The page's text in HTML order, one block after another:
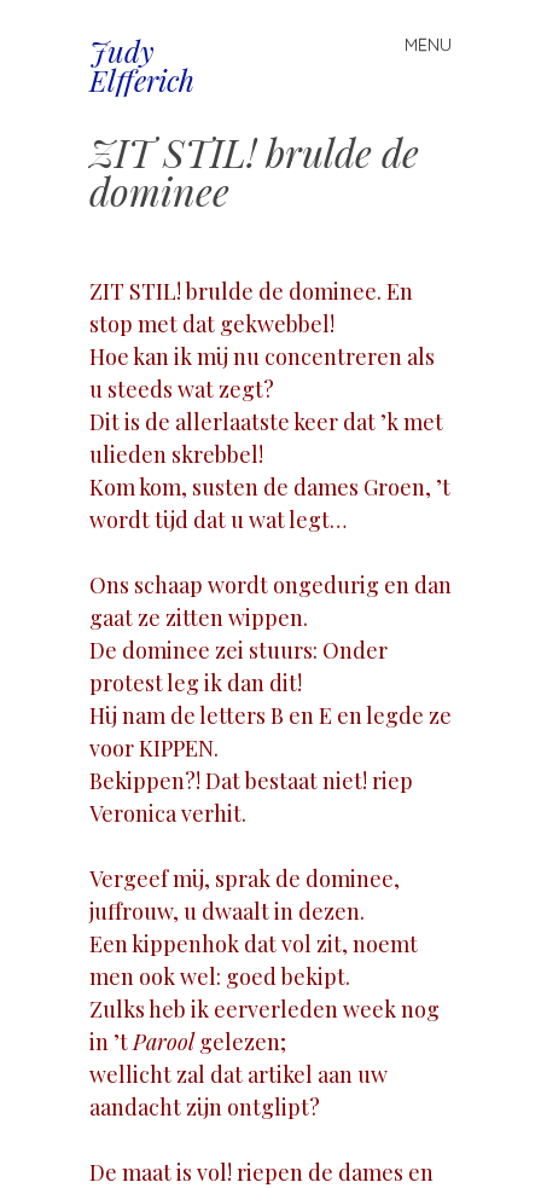
Judy
Elfferich
MENU
Spring
naar
ZIT STIL! brulde de
dominee
ZIT STIL! brulde de dominee. En
stop met dat gekwebbel!
Hoe kan ik mij nu concentreren als
u steeds wat zegt?
Dit is de allerlaatste keer dat ’k met
ulieden skrebbel!
Kom kom, susten de dames Groen, ’t
wordt tijd dat u wat legt…
Ons schaap wordt ongedurig en dan
gaat ze zitten wippen.
De dominee zei stuurs: Onder
protest leg ik dan dit!
Hij nam de letters B en E en legde ze
voor KIPPEN.
Bekippen?! Dat bestaat niet! riep
Veronica verhit.
Vergeef mij, sprak de dominee,
juffrouw, u dwaalt in dezen.
Een kippenhok dat vol zit, noemt
men ook wel: goed bekipt.
Zulks heb ik eerverleden week nog
in ’tParoolgelezen;
wellicht zal dat artikel aan uw
aandacht zijn ontglipt?
De maat is vol! riepen de dames en